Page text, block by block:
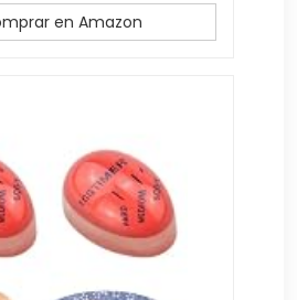
en Amazon